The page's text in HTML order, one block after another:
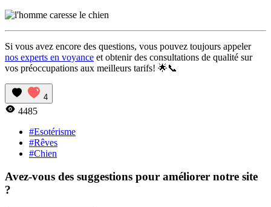
Si vous avez encore des questions, vous pouvez toujours appeler
nos experts en voyance et obtenir des consultations de qualité sur
vos préoccupations aux meilleurs tarifs! 🌟📞
4
4485
#Esotérisme
#Rêves
#Chien
Avez-vous des suggestions pour améliorer notre site
?